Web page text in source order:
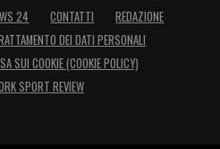
24 CONTATTI
REDAZIONE
DEI DATI PERSONALI
SUI COOKIE (COOKIE POLICY)
SPORT REVIEW